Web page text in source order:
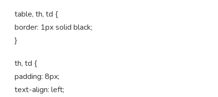
table, th, td {
border: 1px solid black;
}
th, td {
padding: 8px;
text-align: left;